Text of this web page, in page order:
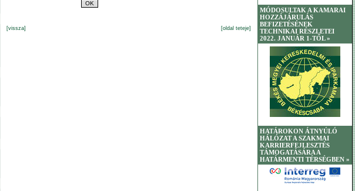
[vissza] [oldal teteje]
MÓDOSULTAK A KAMARAI
HOZZÁJÁRULÁS
BEFIZETÉSÉNEK
TECHNIKAI RÉSZLETEI
2022. JANUÁR 1-TŐL »
HATÁROKON ÁTNYÚLÓ
HÁLÓZAT A SZAKMAI
KARRIERFEJLESZTÉS
TÁMOGATÁSÁRA A
HATÁRMENTI TÉRSÉGBEN »